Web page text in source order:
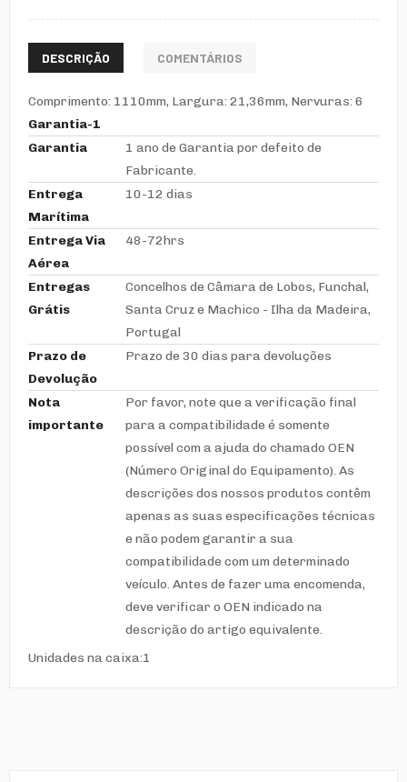
DESCRIÇÃO COMENTÁRIOS
Comprimento: 1110mm, Largura: 21,36mm, Nervuras: 6
Garantia-1
Garantia
1 ano de Garantia por defeito de
Fabricante.
Entrega
Marítima
10-12 dias
Entrega Via
Aérea
48-72hrs
Entregas
Grátis
Concelhos de Câmara de Lobos, Funchal,
Santa Cruz e Machico - Ilha da Madeira,
Portugal
Prazo de
Devolução
Prazo de 30 dias para devoluções
Nota
importante
Por favor, note que a verificação final
para a compatibilidade é somente
possível com a ajuda do chamado OEN
(Número Original do Equipamento). As
descrições dos nossos produtos contêm
apenas as suas especificações técnicas
e não podem garantir a sua
compatibilidade com um determinado
veículo. Antes de fazer uma encomenda,
deve verificar o OEN indicado na
descrição do artigo equivalente.
Unidades na caixa:1